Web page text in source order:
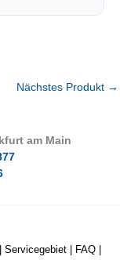
Nächstes Produkt →
am Main
Servicegebiet FAQ